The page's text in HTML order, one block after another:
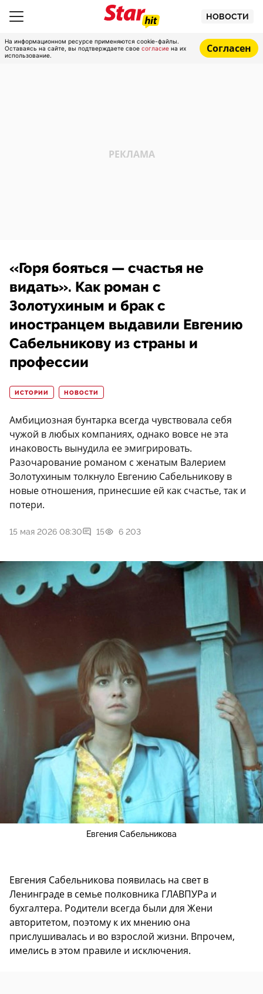
НОВОСТИ
На информационном ресурсе применяются cookie-файлы.
Оставаясь на сайте, вы подтверждаете свое согласие на их
использование.
Согласен
«Горя бояться — счастья не
видать». Как роман с
Золотухиным и брак с
иностранцем выдавили Евгению
Сабельникову из страны и
профессии
ИСТОРИИ НОВОСТИ
Амбициозная бунтарка всегда чувствовала себя
чужой в любых компаниях, однако вовсе не эта
инаковость вынудила ее эмигрировать.
Разочарование романом с женатым Валерием
Золотухиным толкнуло Евгению Сабельникову в
новые отношения, принесшие ей как счастье, так и
потери.
15 мая 2026 08:30 15 6 203
Евгения Сабельникова
Евгения Сабельникова появилась на свет в
Ленинграде в семье полковника ГЛАВПУРа и
бухгалтера. Родители всегда были для Жени
авторитетом, поэтому к их мнению она
прислушивалась и во взрослой жизни. Впрочем,
имелись в этом правиле и исключения.